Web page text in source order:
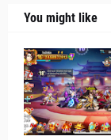
You might like